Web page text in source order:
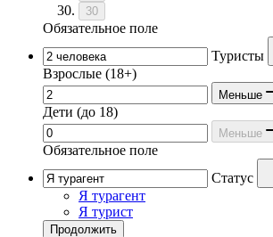
30
Обязательное поле
Туристы
Взрослые (18+)
Меньше
Дети (до 18)
Меньше
Обязательное поле
Статус
Я турагент
Я турист
Продолжить